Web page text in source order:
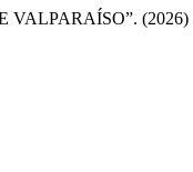
VALPARAÍSO”. (2026)